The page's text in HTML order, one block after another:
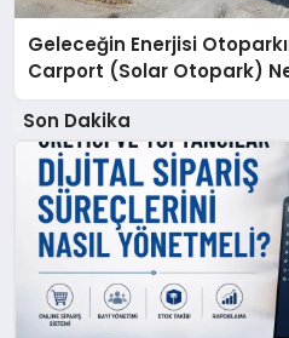
Geleceğin Enerjisi
Carport (Solar Otopark)
Son Dakika